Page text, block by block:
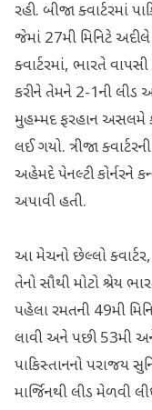
રહી. બીજા ક્વાર્ટરમાં
જેમાં 27મી મિનિટે
ક્વાર્ટરમાં, ભારતે
કરીને તેમને 2-1ની લીડ
મુહમ્મદ ફરહાન અસલમે
લઈ ગયો. ત્રીજા
અહેમદે પેનલ્ટી કોર્નરને
અપાવી હતી.
આ મેચનો છેલ્લો
તેનો સૌથી મોટો શ્રેય
પહેલા રમતની 49મી
લાવી અને પછી 53મી
પાકિસ્તાનનો પરાજય
માર્જિનથી લીડ મેળવી